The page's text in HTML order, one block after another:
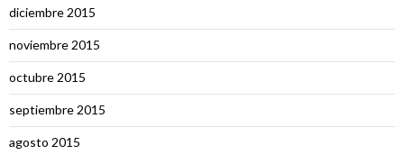
diciembre 2015
noviembre 2015
octubre 2015
septiembre 2015
agosto 2015